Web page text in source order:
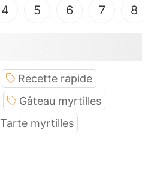
4 5 6 7 8
Recette rapide
Gâteau myrtilles
Tarte myrtilles